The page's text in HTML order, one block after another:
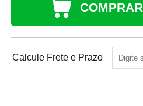
COMPRAR
Calcule Frete e Prazo